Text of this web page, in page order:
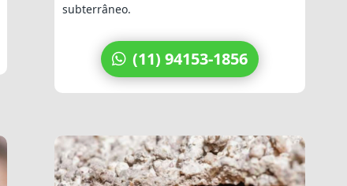
subterrâneo.
(11) 94153-1856